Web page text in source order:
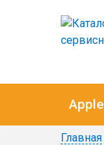
Apple
Главная